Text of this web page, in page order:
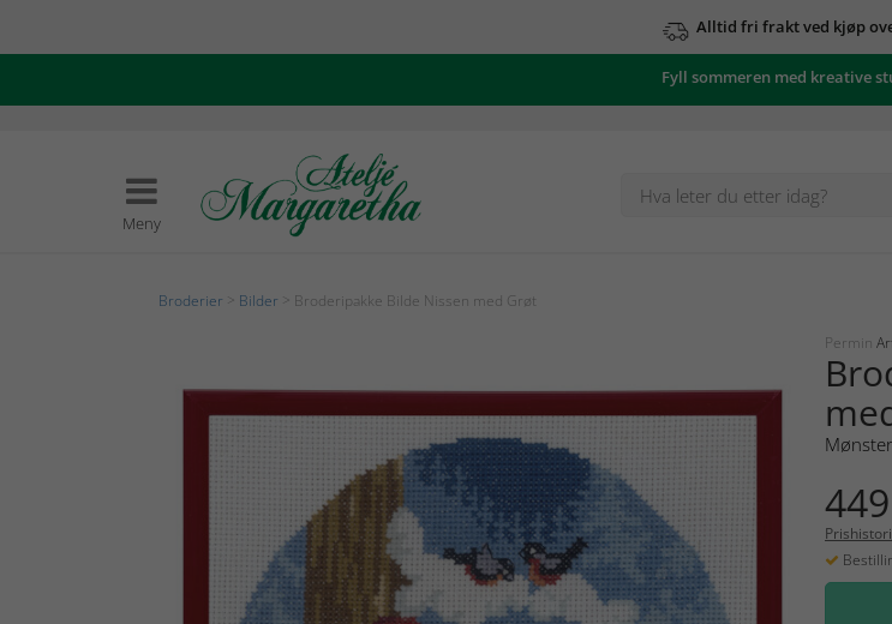
Alltid fri frakt ved kjøp
Fyll sommeren med kreative
Meny
Broderier Bilder > Broderipakke Bilde Nissen med Grøt
Permin
449